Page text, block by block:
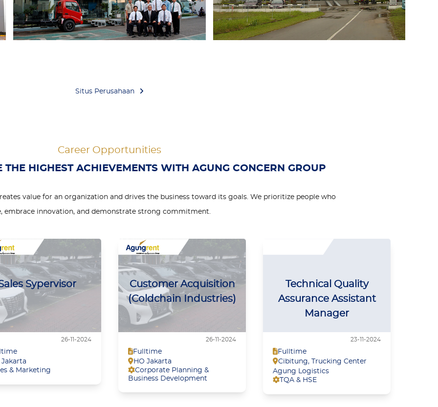
Situs Perusahaan
Career Opportunities
HIGHEST ACHIEVEMENTS WITH AGUNG CONCERN GROUP
value for an organization and drives the business toward its goals. We prioritize people who
embrace innovation, and demonstrate strong commitment.
Sypervisor
26-11-2024
Jakarta
& Marketing
Customer Acquisition
(Coldchain Industries)
26-11-2024
Fulltime
HO Jakarta
Corporate Planning &
Business Development
Technical Quality
Assurance Assistant
Manager
23-11-2024
Fulltime
Cibitung,
Trucking Center
Agung Logistics
TQA & HSE